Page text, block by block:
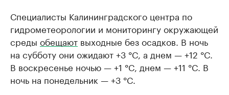
Специалисты Калининградского центра по
гидрометеорологии и мониторингу окружающей
среды обещают выходные без осадков. В ночь
на субботу они ожидают +3 °C, а днем — +12 °C.
В воскресенье ночью — +1 °C, днем — +11 °C. В
ночь на понедельник — +3 °C.